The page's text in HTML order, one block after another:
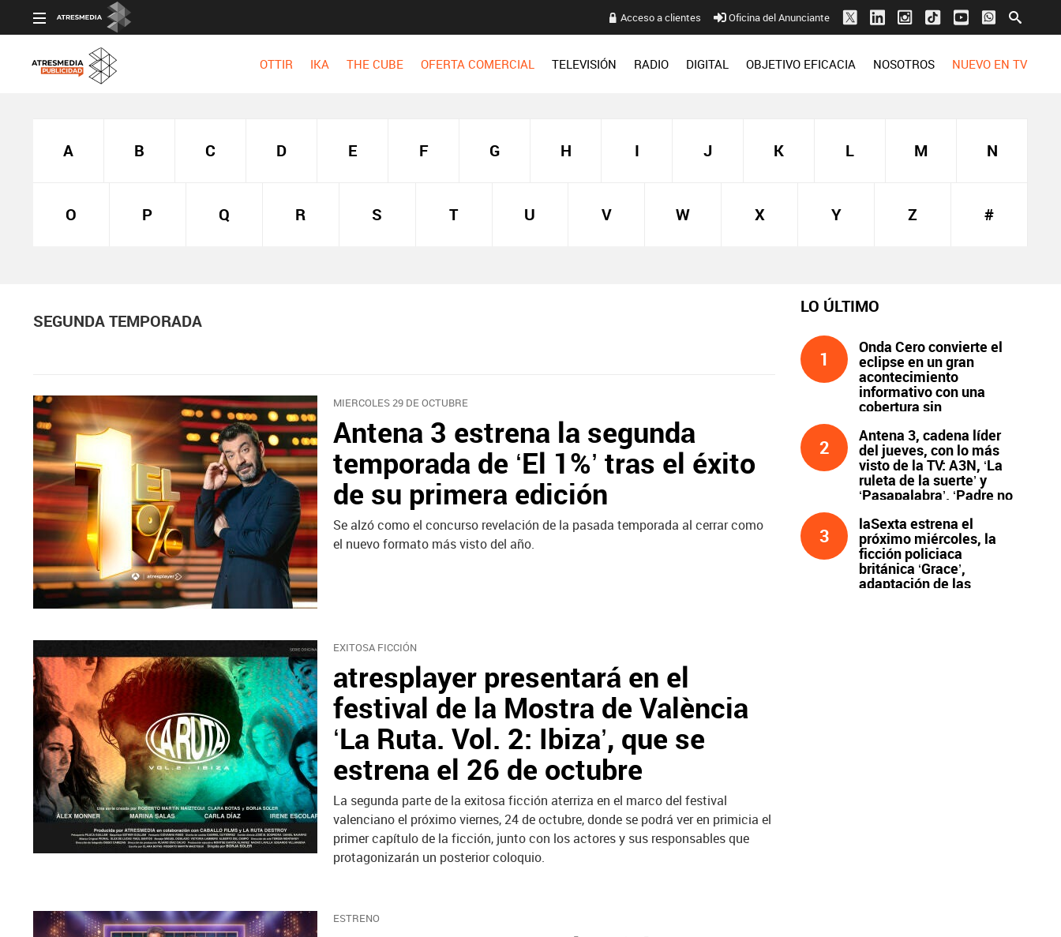
Acceso a clientes Oficina del Anunciante
OTTIR IKA THE CUBE OFERTA COMERCIAL TELEVISIÓN RADIO DIGITAL OBJETIVO EFICACIA NOSOTROS NUEVO EN TV
A B C D E F G H I J K L M N
O P Q R S T U V W X Y Z #
SEGUNDA TEMPORADA
MIERCOLES 29 DE OCTUBRE
Antena 3 estrena la segunda
temporada de ‘El 1%’ tras el éxito
de su primera edición
Se alzó como el concurso revelación de la pasada temporada al cerrar como
el nuevo formato más visto del año.
EXITOSA FICCIÓN
atresplayer presentará en el
festival de la Mostra de València
‘La Ruta. Vol. 2: Ibiza’, que se
estrena el 26 de octubre
La segunda parte de la exitosa ficción aterriza en el marco del festival
valenciano el próximo viernes, 24 de octubre, donde se podrá ver en primicia el
primer capítulo de la ficción, junto con los actores y sus responsables que
protagonizarán un posterior coloquio.
ESTRENO
LO ÚLTIMO
1
Onda Cero convierte el
eclipse en un gran
acontecimiento
informativo con una
cobertura sin
2
Antena 3, cadena líder
del jueves, con lo más
visto de la TV: A3N, ‘La
ruleta de la suerte’ y
‘Pasapalabra’. ‘Padre no
de la noche
3
laSexta estrena el
próximo miércoles, la
ficción policiaca
británica ‘Grace’,
adaptación de las